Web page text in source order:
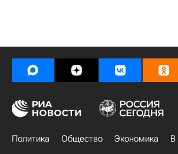
Политика Общество Экономика В